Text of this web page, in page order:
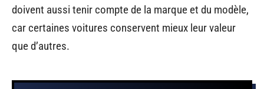
doivent aussi tenir compte de la marque et du modèle,
car certaines voitures conservent mieux leur valeur
que d’autres.